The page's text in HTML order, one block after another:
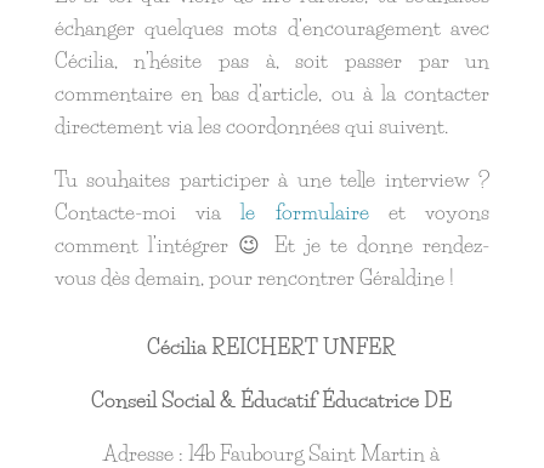
échanger quelques mots d’encouragement avec
Cécilia, n’hésite pas à, soit passer par un
commentaire en bas d’article, ou à la contacter
directement via les coordonnées qui suivent.
Tu souhaites participer à une telle interview ?
Contacte-moi viale formulaireet voyons
comment l’intégrer 😉 Et je te donne rendez-
vous dès demain, pour rencontrer Géraldine !
Cécilia REICHERT UNFER
Conseil Social & Éducatif Éducatrice DE
Adresse : 14b Faubourg Saint Martin à